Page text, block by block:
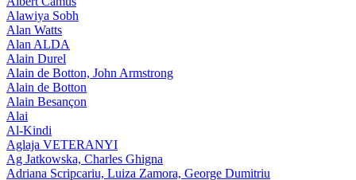
Alawiya Sobh
Alan Watts
Alan ALDA
Alain Durel
Alain de Botton, John Armstrong
Alain de Botton
Alain Besançon
Alai
Al-Kindi
Aglaja VETERANYI
Ag Jatkowska, Charles Ghigna
Adriana Scripcariu, Luiza Zamora, George Dumitriu